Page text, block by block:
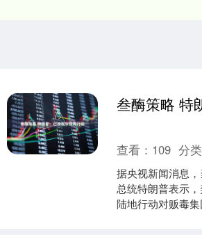
查看： 109 分
据央视新闻消息
总统特朗普表示
陆地行动对贩毒